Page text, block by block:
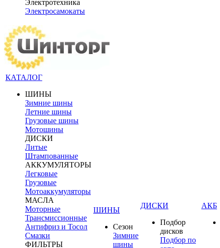
Электротехника
Электросамокаты
КАТАЛОГ
ШИНЫ
Зимние шины
Летние шины
Грузовые шины
Мотошины
ДИСКИ
Литые
Штампованные
АККУМУЛЯТОРЫ
Легковые
Грузовые
Мотоаккумуляторы
МАСЛА
Моторные
Трансмиссионные
Антифриз и Тосол
Смазки
ФИЛЬТРЫ
ШИНЫ
Сезон
Зимние
шины
ДИСКИ
Подбор
дисков
Подбор по
АКБ